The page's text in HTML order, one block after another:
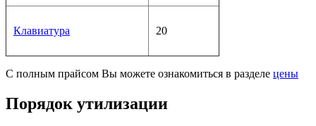
Клавиатура 20
С полным прайсом Вы можете ознакомиться в разделе цены
Порядок утилизации